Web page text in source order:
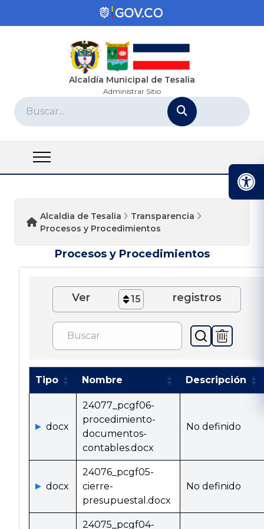
Alcaldía Municipal de Tesalia
Administrar Sitio
Alcaldia de Tesalia
Transparencia
Procesos y Procedimientos
Procesos y Procedimientos
Ver 15 registros
Tipo Nombre Descripción
docx
24077_pcgf06-
procedimiento-
documentos-
contables.docx
No definido
docx
24076_pcgf05-
cierre-
presupuestal.docx
No definido
24075_pcgf04-